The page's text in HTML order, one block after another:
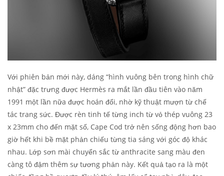
Với phiên bản mới này, dáng “hình vuông bên trong hình chữ
nhật” đặc trưng được Hermès ra mắt lần đầu tiên vào năm
1991 một lần nữa được hoán đổi, nhờ kỹ thuật mượn từ chế
tác trang sức. Được rèn tinh tế từng inch từ vỏ thép vuông 23
x 23mm cho đến mặt số, Cape Cod trở nên sống động hơn bao
giờ hết khi bề mặt phản chiếu từng tia sáng với góc độ khác
nhau. Lớp sơn mài chuyển sắc từ anthracite sang màu đen
càng tô đậm thêm sự tương phản này. Kết quả tạo ra là một